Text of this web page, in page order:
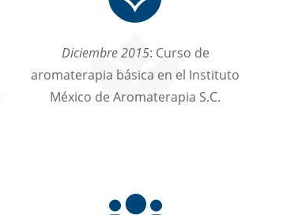
Diciembre 2015: Curso de
aromaterapia básica en el Instituto
México de Aromaterapia S.C.